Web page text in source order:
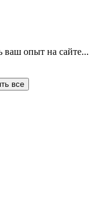
опыт на сайте...
все